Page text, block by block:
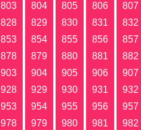
803 804 805 806 807
828 829 830 831 832
853 854 855 856 857
878 879 880 881 882
903 904 905 906 907
928 929 930 931 932
953 954 955 956 957
978 979 980 981 982